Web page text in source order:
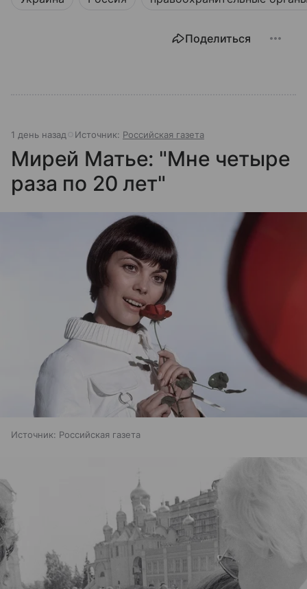
Поделиться
1 день назад Источник: Российская газета
Мирей Матье: "Мне четыре
раза по 20 лет"
Источник: Российская газета